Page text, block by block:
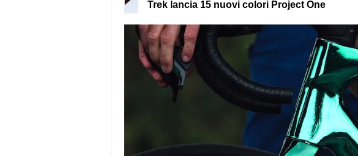
Trek lancia 15 nuovi colori Project One